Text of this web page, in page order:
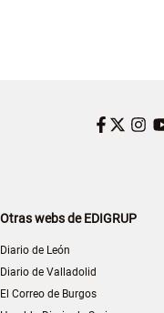
Otras webs de EDIGRUP
Diario de León
Diario de Valladolid
El Correo de Burgos